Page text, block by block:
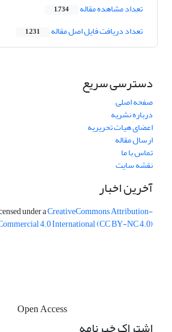
تعداد مشاهده مقاله 1,734
تعداد دریافت فایل اصل مقاله 1,231
دسترسی سریع
صفحه اصلی
درباره نشریه
اعضای هیات تحریریه
ارسال مقاله
تماس با ما
نقشه سایت
آخرین اخبار
under aCreativeCommonsAttribution-
4.0 International(CC BY-NC 4.0)